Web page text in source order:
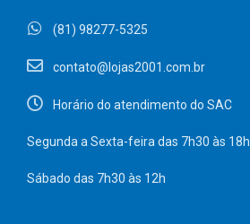
(81) 98277-5325
contato@lojas2001.com.br
Horário do atendimento do SAC
Segunda a Sexta-feira das 7h30 às 18h
Sábado das 7h30 às 12h